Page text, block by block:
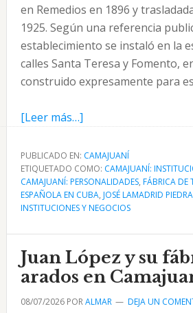
en Remedios en 1896 y
1925. Según una referencia
establecimiento se instaló en la
calles Santa Teresa y Fomento,
construido expresamente para
[Leer más…]acerca
José
L.
Piedra
y
de
tabacos
en
PUBLICADO EN: CAMAJUANÍ
ETIQUETADO COMO: CAMAJUANÍ:
CAMAJUANÍ: PERSONALIDADES, FÁBRICA DE
ESPAÑOLA EN CUBA, JOSÉ LAMADRID PIEDRA
INSTITUCIONES Y NEGOCIOS
Juan López y su
arados en
08/07/2026PORALMAR DEJA UN